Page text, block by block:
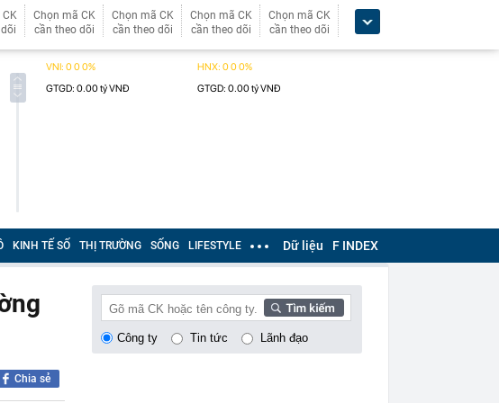
Chọn mã CK
cần theo dõi
Chọn mã CK
cần theo dõi
Chọn mã CK
cần theo dõi
Chọn mã CK
cần theo dõi
KINH TẾ SỐ THỊ TRƯỜNG SỐNG LIFESTYLE Dữ liệu F INDEX
Chia sẻ
Công ty Tin tức Lãnh đạo